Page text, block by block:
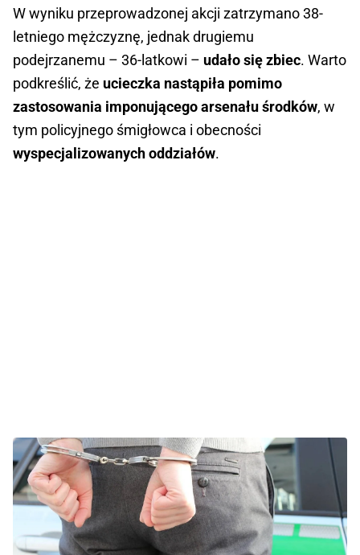
W wyniku przeprowadzonej akcji zatrzymano 38-
letniego mężczyznę, jednak drugiemu
podejrzanemu – 36-latkowi – udało się zbiec. Warto
podkreślić, że ucieczka nastąpiła pomimo
zastosowania imponującego arsenału środków, w
tym policyjnego śmigłowca i obecności
wyspecjalizowanych oddziałów.